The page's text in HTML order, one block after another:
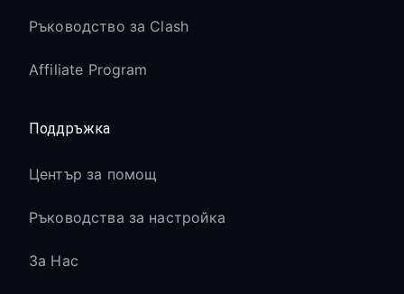
Ръководство за Clash
Affiliate Program
Поддръжка
Център за помощ
Ръководства за настройка
За Нас